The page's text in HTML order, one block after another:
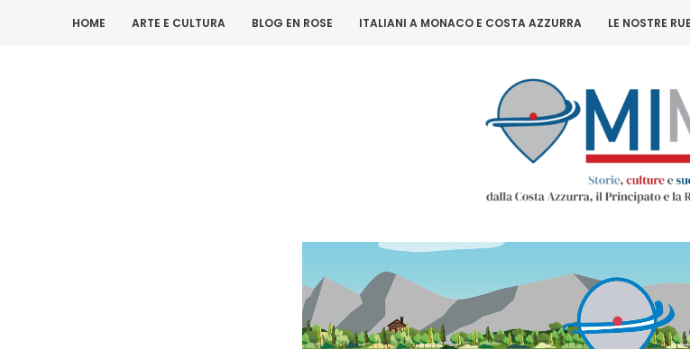
HOME ARTE E CULTURA BLOG EN ROSE ITALIANI A MONACO E COSTA AZZURRA LE NOSTRE